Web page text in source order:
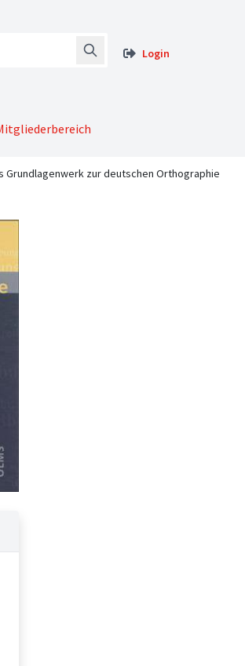
Login
Grundlagenwerk zur deutschen Orthographie